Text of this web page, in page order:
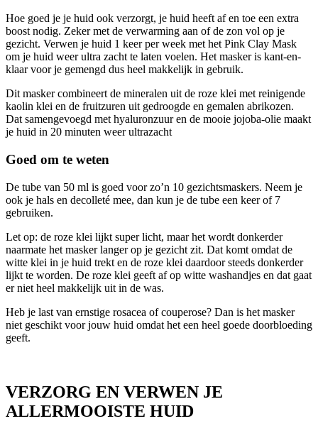
Hoe goed je je huid ook verzorgt, je huid heeft af en toe een extra
boost nodig. Zeker met de verwarming aan of de zon vol op je
gezicht. Verwen je huid 1 keer per week met het Pink Clay Mask
om je huid weer ultra zacht te laten voelen. Het masker is kant-en-
klaar voor je gemengd dus heel makkelijk in gebruik.
Dit masker combineert de mineralen uit de roze klei met reinigende
kaolin klei en de fruitzuren uit gedroogde en gemalen abrikozen.
Dat samengevoegd met hyaluronzuur en de mooie jojoba-olie maakt
je huid in 20 minuten weer ultrazacht
Goed om te weten
De tube van 50 ml is goed voor zo’n 10 gezichtsmaskers. Neem je
ook je hals en decolleté mee, dan kun je de tube een keer of 7
gebruiken.
Let op: de roze klei lijkt super licht, maar het wordt donkerder
naarmate het masker langer op je gezicht zit. Dat komt omdat de
witte klei in je huid trekt en de roze klei daardoor steeds donkerder
lijkt te worden. De roze klei geeft af op witte washandjes en dat gaat
er niet heel makkelijk uit in de was.
Heb je last van ernstige rosacea of couperose? Dan is het masker
niet geschikt voor jouw huid omdat het een heel goede doorbloeding
geeft.
VERZORG EN VERWEN JE
ALLERMOOISTE HUID